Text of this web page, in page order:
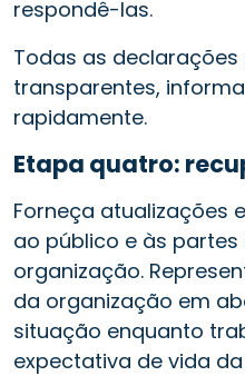
respondê-las.
Todas as declarações
transparentes,
rapidamente.
Etapa quatro:
Forneça atualizações
ao público e às
organização.
da organização em
situação enquanto
expectativa de vida